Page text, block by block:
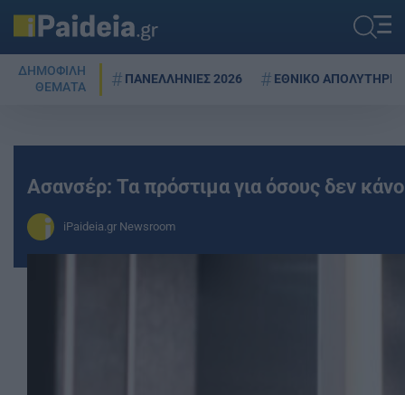
ΔΗΜΟΦΙΛΗ
ΘΕΜΑΤΑ
ΠΑΝΕΛΛΗΝΙΕΣ 2026 ΕΘΝΙΚΟ ΑΠΟΛΥΤΗΡΙΟ
Ασανσέρ: Τα πρόστιμα για όσους δεν
iPaideia.gr Newsroom